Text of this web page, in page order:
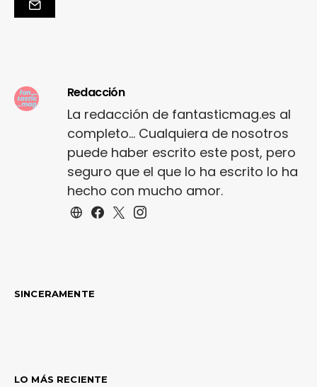
Redacción
La redacción de fantasticmag.es al
completo... Cualquiera de nosotros
puede haber escrito este post, pero
seguro que el que lo ha escrito lo ha
hecho con mucho amor.
SINCERAMENTE
LO MÁS RECIENTE